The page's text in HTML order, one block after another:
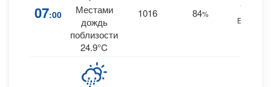
07:00
Местами
дождь
поблизости
24.9°C
1016 84%
13
ESE